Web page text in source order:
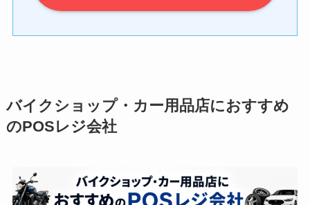
バイクショップ・カー用品店におすすめ
のPOSレジ会社